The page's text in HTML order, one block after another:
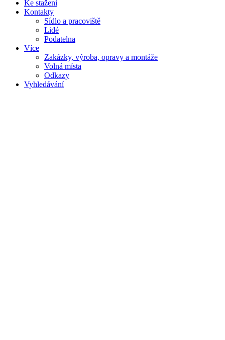
Ke stažení
Kontakty
Sídlo a pracoviště
Lidé
Podatelna
Více
Zakázky, výroba, opravy a montáže
Volná místa
Odkazy
Vyhledávání